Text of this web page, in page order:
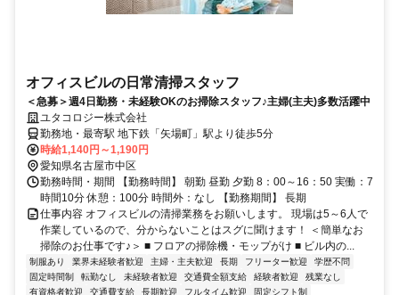
オフィスビルの日常清掃スタッフ
＜急募＞週4日勤務・未経験OKのお掃除スタッフ♪主婦(主夫)多数活躍中
ユタコロジー株式会社
勤務地・最寄駅 地下鉄「矢場町」駅より徒歩5分
時給1,140円～1,190円
愛知県名古屋市中区
勤務時間・期間 【勤務時間】 朝勤 昼勤 夕勤 8：00～16：50 実働：7
時間10分 休憩：100分 時間外：なし 【勤務期間】 長期
仕事内容 オフィスビルの清掃業務をお願いします。 現場は5～6人で
作業しているので、分からないことはスグに聞けます！ ＜簡単なお
掃除のお仕事です♪＞ ■ フロアの掃除機・モップがけ ■ ビル内の...
制服あり 業界未経験者歓迎 主婦・主夫歓迎 長期 フリーター歓迎
学歴不問
固定時間制
転勤なし 未経験者歓迎 交通費全額支給 経験者歓迎
残業なし
有資格者歓迎
交通費支給 長期歓迎 フルタイム歓迎 固定シフト制